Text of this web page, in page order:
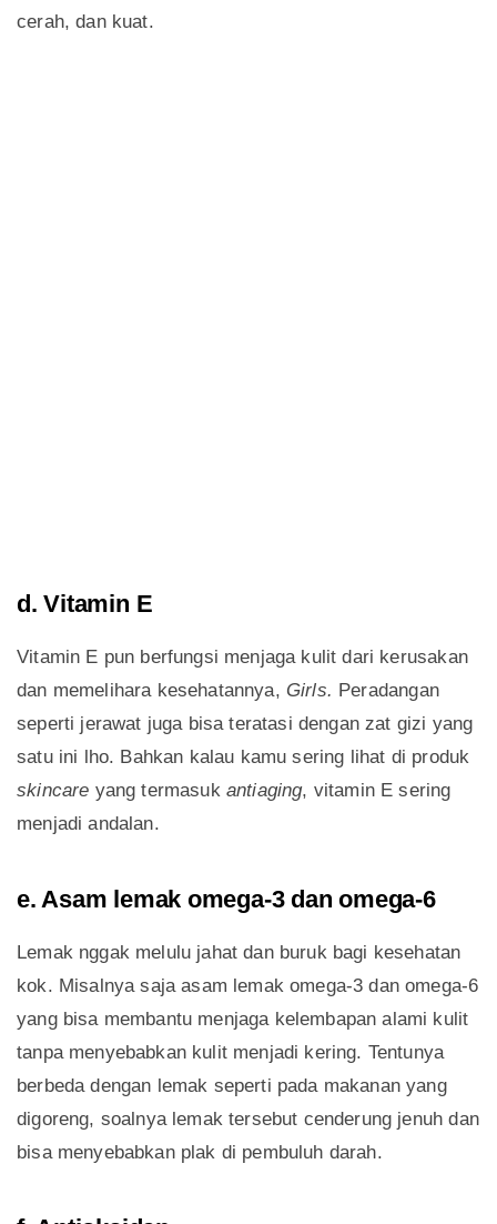
cerah, dan kuat.
d. Vitamin E
Vitamin E pun berfungsi menjaga kulit dari kerusakan
dan memelihara kesehatannya, Girls. Peradangan
seperti jerawat juga bisa teratasi dengan zat gizi yang
satu ini lho. Bahkan kalau kamu sering lihat di produk
skincare yang termasuk antiaging, vitamin E sering
menjadi andalan.
e. Asam lemak omega-3 dan omega-6
Lemak nggak melulu jahat dan buruk bagi kesehatan
kok. Misalnya saja asam lemak omega-3 dan omega-6
yang bisa membantu menjaga kelembapan alami kulit
tanpa menyebabkan kulit menjadi kering. Tentunya
berbeda dengan lemak seperti pada makanan yang
digoreng, soalnya lemak tersebut cenderung jenuh dan
bisa menyebabkan plak di pembuluh darah.